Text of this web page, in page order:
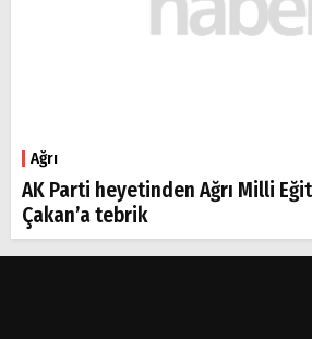
Ağrı
AK Parti heyetinden Ağrı Milli
Çakan’a tebrik